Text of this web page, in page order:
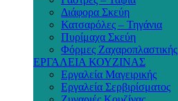
Διάφορα Σκεύη
Κατσαρόλες – Τηγάνια
Πυρίμαχα Σκεύη
Φόρμες Ζαχαροπλαστικής
ΕΡΓΑΛΕΙΑ ΚΟΥΖΙΝΑΣ
Εργαλεία Μαγειρικής
Εργαλεία Σερβιρίσματος